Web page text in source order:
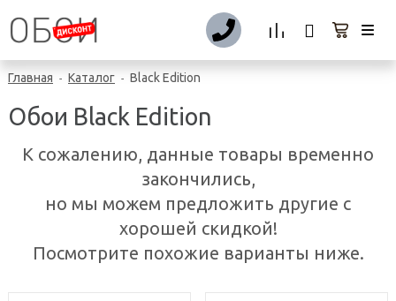
Главная - Каталог - Black Edition
Обои Black Edition
К сожалению, данные товары временно
закончились,
но мы можем предложить другие с
хорошей скидкой!
Посмотрите похожие варианты ниже.